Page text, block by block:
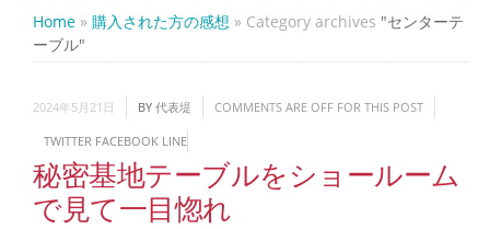
Home » 購入された方の感想 » Category archives "センターテ
ーブル"
2024年5月21日 BY 代表堤 COMMENTS ARE OFF FOR THIS POST
TWITTER FACEBOOK LINE
秘密基地テーブルをショールーム
で見て一目惚れ